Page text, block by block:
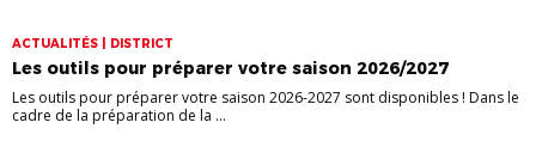
ACTUALITÉS | DISTRICT
Les outils pour préparer votre saison 2026/2027
Les outils pour préparer votre saison 2026-2027 sont disponibles ! Dans le
cadre de la préparation de la ...